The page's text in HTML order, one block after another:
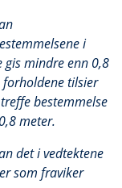
i
gis mindre enn 0,8
tilsier
bestemmelse
meter.
det i vedtektene
som fraviker